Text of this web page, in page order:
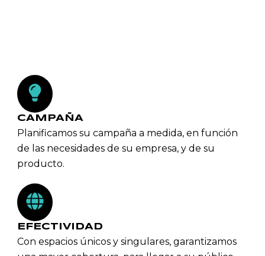
CAMPAÑA
Planificamos su campaña a medida, en función
de las necesidades de su empresa, y de su
producto.
EFECTIVIDAD
Con espacios únicos y singulares, garantizamos